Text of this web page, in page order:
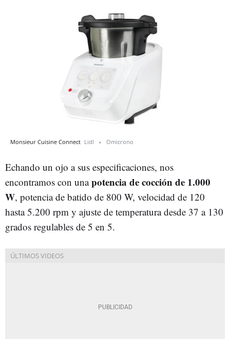
Monsieur Cuisine Connect Lidl Omicrono
Echando un ojo a sus especificaciones, nos
encontramos con unapotencia de cocción de 1.000
W, potencia de batido de 800 W, velocidad de 120
hasta 5.200 rpm y ajuste de temperatura desde 37 a 130
grados regulables de 5 en 5.